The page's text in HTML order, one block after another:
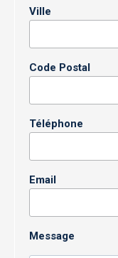
Ville
Code Postal
Téléphone
Email
Message